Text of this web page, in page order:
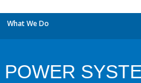
What We Do
POWER